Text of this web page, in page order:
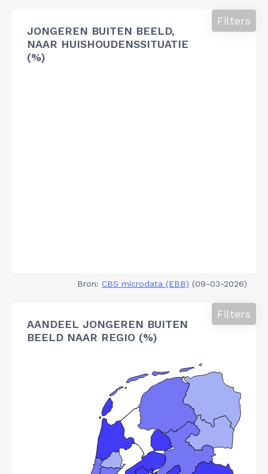
JONGEREN BUITEN BEELD,
NAAR HUISHOUDENSSITUATIE
(%)
Filters
Bron: CBS microdata (EBB) (09-03-2026)
AANDEEL JONGEREN BUITEN
BEELD NAAR REGIO (%)
Filters